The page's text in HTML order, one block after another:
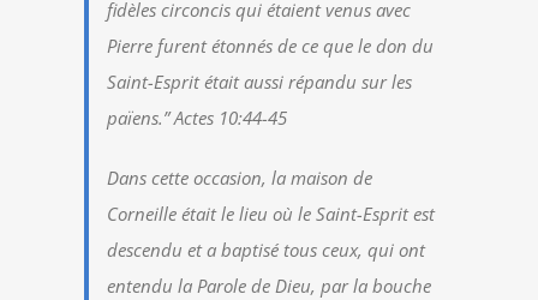
fidèles circoncis qui étaient venus avec
Pierre furent étonnés de ce que le don du
Saint-Esprit était aussi répandu sur les
païens.” Actes 10:44-45
Dans cette occasion, la maison de
Corneille était le lieu où le Saint-Esprit est
descendu et a baptisé tous ceux, qui ont
entendu la Parole de Dieu, par la bouche